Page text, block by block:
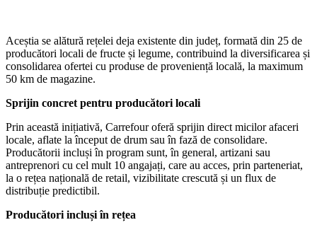
Aceștia se alătură rețelei deja existente din județ, formată din 25 de
producători locali de fructe și legume, contribuind la diversificarea și
consolidarea ofertei cu produse de proveniență locală, la maximum
50 km de magazine.
Sprijin concret pentru producători locali
Prin această inițiativă, Carrefour oferă sprijin direct micilor afaceri
locale, aflate la început de drum sau în fază de consolidare.
Producătorii incluși în program sunt, în general, artizani sau
antreprenori cu cel mult 10 angajați, care au acces, prin parteneriat,
la o rețea națională de retail, vizibilitate crescută și un flux de
distribuție predictibil.
Producători incluși în rețea